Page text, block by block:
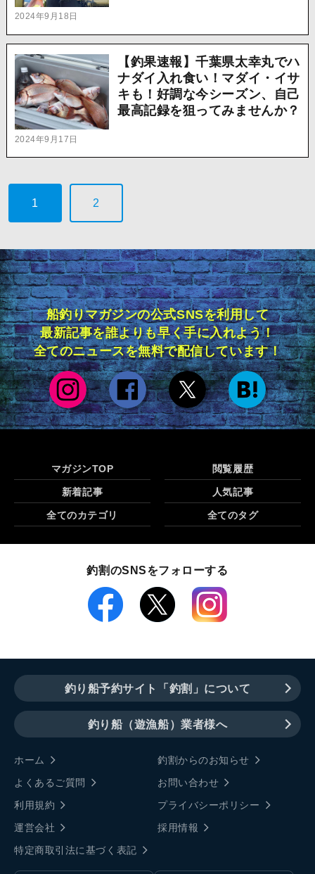
2024年9月18日
2024年9月17日
【釣果速報】千葉県太幸丸でハ
ナダイ入れ食い！マダイ・イサ
キも！好調な今シーズン、自己
最高記録を狙ってみませんか？
1 2
船釣りマガジンの公式SNSを利用して
最新記事を誰よりも早く手に入れよう！
全てのニュースを無料で配信しています！
マガジンTOP 閲覧履歴
新着記事 人気記事
全てのカテゴリ 全てのタグ
釣割のSNSをフォローする
釣り船予約サイト「釣割」について
釣り船（遊漁船）業者様へ
ホーム
釣割からのお知らせ
よくあるご質問
お問い合わせ
利用規約
プライバシーポリシー
運営会社
採用情報
特定商取引法に基づく表記